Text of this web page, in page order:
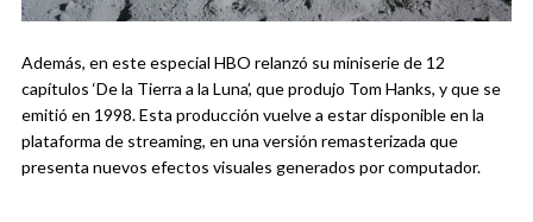
Además, en este especial HBO relanzó su miniserie de 12
capítulos ‘De la Tierra a la Luna’, que produjo Tom Hanks, y que se
emitió en 1998. Esta producción vuelve a estar disponible en la
plataforma de streaming, en una versión remasterizada que
presenta nuevos efectos visuales generados por computador.